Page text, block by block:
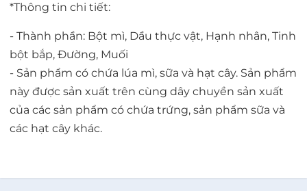
*Thông tin chi tiết:
- Thành phần: Bột mì, Dầu thực vật, Hạnh nhân, Tinh
bột bắp, Đường, Muối
- Sản phẩm có chứa lúa mì, sữa và hạt cây. Sản phẩm
này được sản xuất trên cùng dây chuyền sản xuất
của các sản phẩm có chứa trứng, sản phẩm sữa và
các hạt cây khác.